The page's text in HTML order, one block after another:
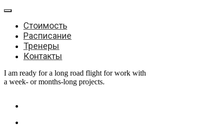
Стоимость
Расписание
Тренеры
Контакты
I am ready for a long road flight for work with
a week- or months-long projects.